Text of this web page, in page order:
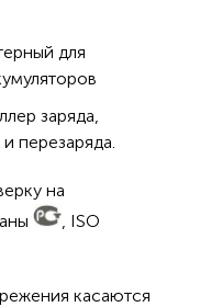
для
заряда,
перезаряда.
на
, ISO
касаются